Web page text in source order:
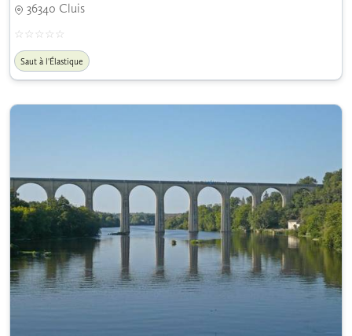
36340 Cluis
Saut à l'Élastique